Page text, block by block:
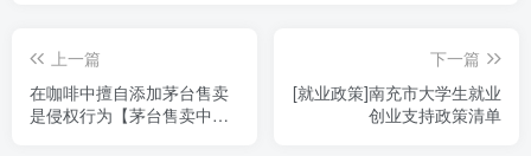
上一篇
在咖啡中擅自添加茅台售卖
是侵权行为【茅台售卖中加
下一篇
[就业政策]南充市大学生就业
创业支持政策清单